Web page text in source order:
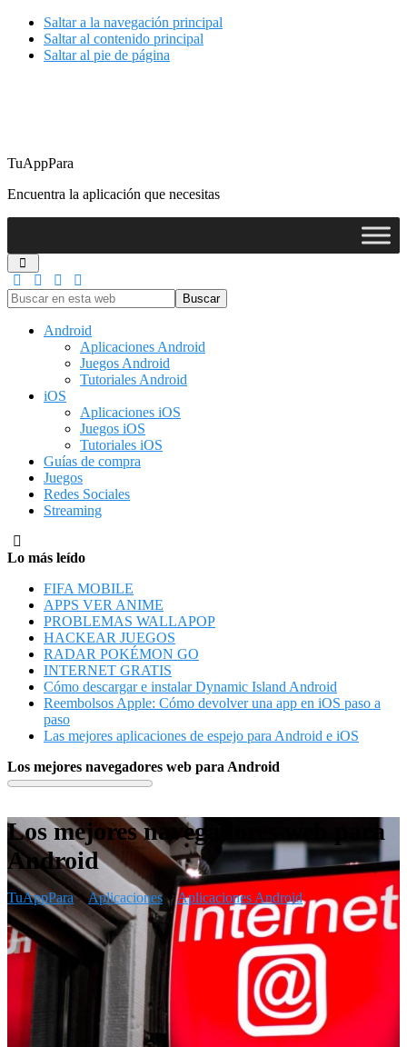
Saltar a la navegación principal
Saltar al contenido principal
Saltar al pie de página
TuAppPara
Encuentra la aplicación que necesitas
Buscar
en
Android
Aplicaciones Android
Juegos Android
Tutoriales Android
iOS
Aplicaciones iOS
Juegos iOS
Tutoriales iOS
Guías de compra
Juegos
Redes Sociales
Streaming
Lo más leído
FIFA MOBILE
APPS VER ANIME
PROBLEMAS WALLAPOP
HACKEAR JUEGOS
RADAR POKÉMON GO
INTERNET GRATIS
Cómo descargar e instalar Dynamic Island Android
Reembolsos Apple: Cómo devolver una app en iOS paso a
paso
Las mejores aplicaciones de espejo para Android e iOS
Los mejores navegadores web para Android
Los mejores navegadores web para
Android
TuAppPara>Aplicaciones >Aplicaciones Android